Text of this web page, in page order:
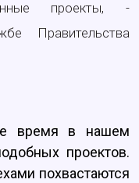
проекты, -
Правительства
время в нашем
проектов.
похвастаются